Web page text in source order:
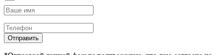
Отправить